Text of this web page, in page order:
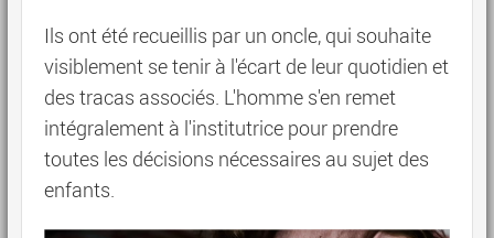
Ils ont été recueillis par un oncle, qui souhaite
visiblement se tenir à l'écart de leur quotidien et
des tracas associés. L'homme s'en remet
intégralement à l'institutrice pour prendre
toutes les décisions nécessaires au sujet des
enfants.